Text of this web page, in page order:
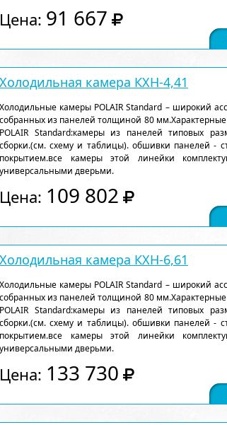
Цена: 91 667
Холодильная камера КХН-4,41
Холодильные камеры POLAIR Standard – широкий
собранных из панелей толщиной 80
POLAIR Standard:камеры из панелей типовых
сборки.(см. схему и таблицы). обшивки панелей -
покрытием.все камеры этой линейки
универсальными дверьми.
Цена: 109 802
Холодильная камера КХН-6,61
Холодильные камеры POLAIR Standard – широкий
собранных из панелей толщиной 80
POLAIR Standard:камеры из панелей типовых
сборки.(см. схему и таблицы). обшивки панелей -
покрытием.все камеры этой линейки
универсальными дверьми.
Цена: 133 730